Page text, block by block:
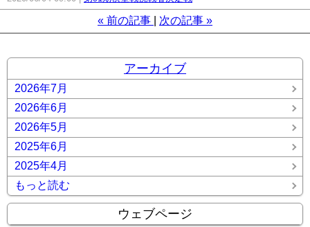
« 前の記事 次の記事 »
アーカイブ
2026年7月
2026年6月
2026年5月
2025年6月
2025年4月
もっと読む
ウェブページ